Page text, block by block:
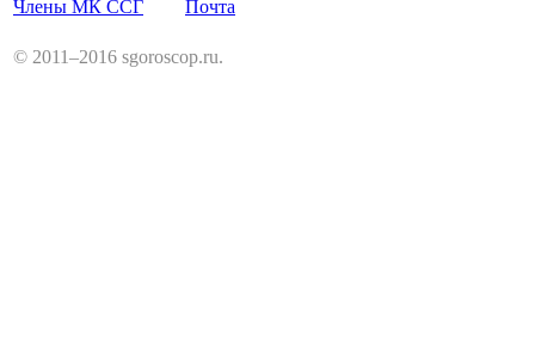
Члены МК ССГ
Почта
© 2011–2016 sgoroscop.ru.